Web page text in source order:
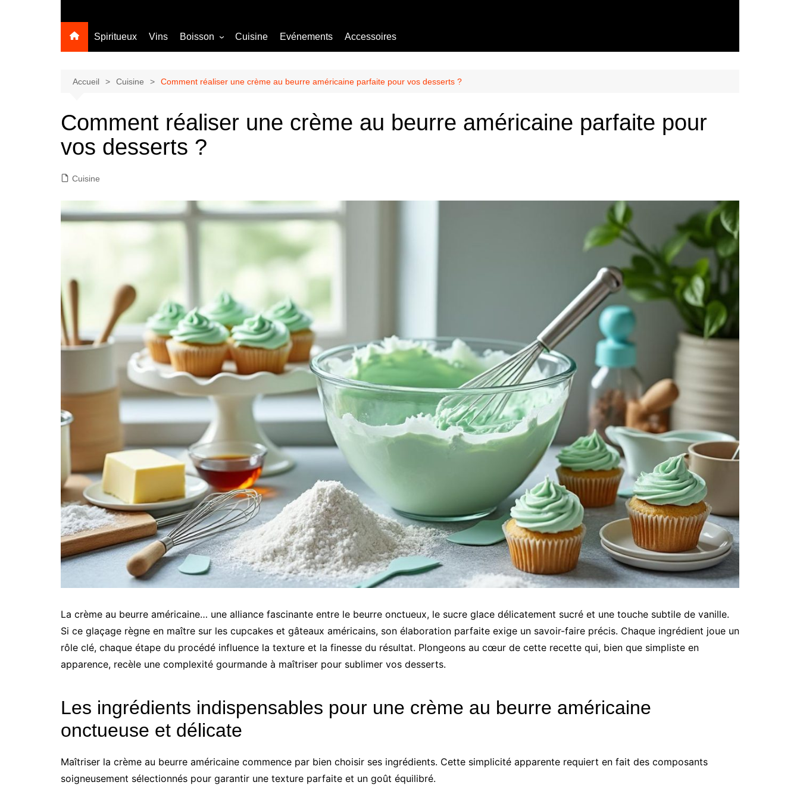
Spiritueux Vins Boisson
Mocktail
Cocktail
Cuisine Evénements Accessoires
Accueil Cuisine Comment réaliser une crème au beurre américaine parfaite pour vos desserts ?
Comment réaliser une crème au beurre américaine parfaite pour
vos desserts ?
Cuisine
La crème au beurre américaine… une alliance fascinante entre le beurre onctueux, le sucre glace délicatement sucré et une touche subtile de vanille.
Si ce glaçage règne en maître sur les cupcakes et gâteaux américains, son élaboration parfaite exige un savoir-faire précis. Chaque ingrédient joue un
rôle clé, chaque étape du procédé influence la texture et la finesse du résultat. Plongeons au cœur de cette recette qui, bien que simpliste en
apparence, recèle une complexité gourmande à maîtriser pour sublimer vos desserts.
Les ingrédients indispensables pour une crème au beurre américaine
onctueuse et délicate
Maîtriser la crème au beurre américaine commence par bien choisir ses ingrédients. Cette simplicité apparente requiert en fait des composants
soigneusement sélectionnés pour garantir une texture parfaite et un goût équilibré.